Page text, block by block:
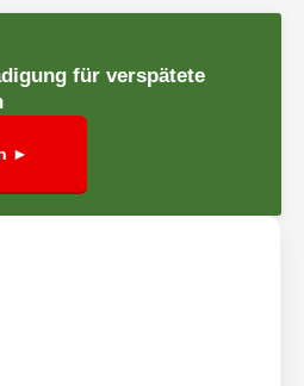
für verspätete
►